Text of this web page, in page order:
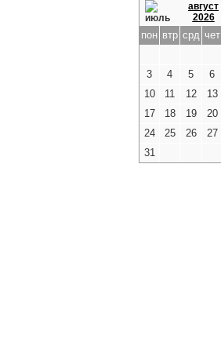
август
2026
пон втр срд чет
3
4 5 6
10
11 12 13
17
18 19 20
24
25 26 27
31